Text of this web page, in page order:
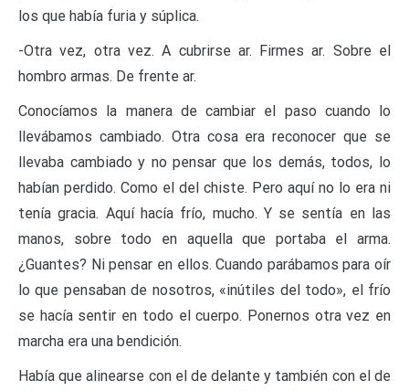
los que había furia y súplica.
-Otra vez, otra vez. A cubrirse ar. Firmes ar. Sobre el
hombro armas. De frente ar.
Conocíamos la manera de cambiar el paso cuando lo
llevábamos cambiado. Otra cosa era reconocer que se
llevaba cambiado y no pensar que los demás, todos, lo
habían perdido. Como el del chiste. Pero aquí no lo era ni
tenía gracia. Aquí hacía frío, mucho. Y se sentía en las
manos, sobre todo en aquella que portaba el arma.
¿Guantes? Ni pensar en ellos. Cuando parábamos para oír
lo que pensaban de nosotros, «inútiles del todo», el frío
se hacía sentir en todo el cuerpo. Ponernos otra vez en
marcha era una bendición.
Había que alinearse con el de delante y también con el de